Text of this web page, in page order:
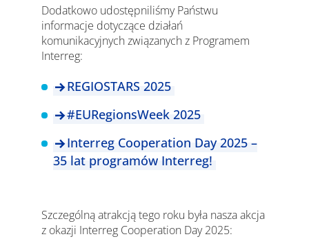
Dodatkowo udostępniliśmy Państwu
informacje dotyczące działań
komunikacyjnych związanych z Programem
Interreg:
REGIOSTARS 2025
#EURegionsWeek 2025
Interreg Cooperation Day 2025 –
35 lat programów Interreg!
Szczególną atrakcją tego roku była nasza akcja
z okazji Interreg Cooperation Day 2025: